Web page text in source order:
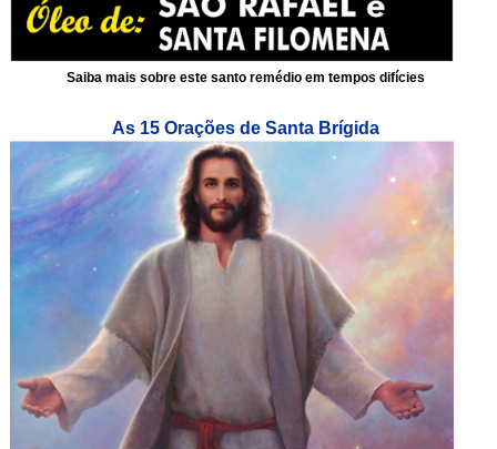
Saiba mais sobre este santo remédio em tempos difícies
As 15 Orações de Santa Brígida